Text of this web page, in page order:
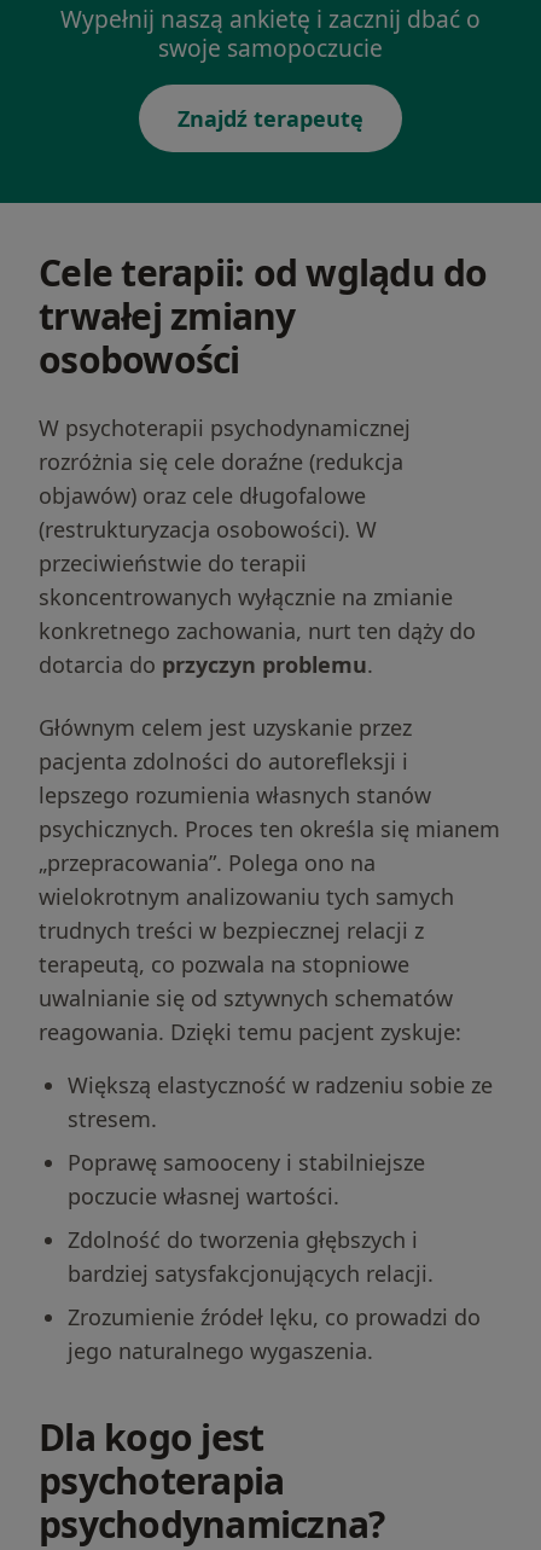
Wypełnij naszą ankietę i zacznij dbać o
swoje samopoczucie
Znajdź terapeutę
Cele terapii: od wglądu do
trwałej zmiany
osobowości
W psychoterapii psychodynamicznej
rozróżnia się cele doraźne (redukcja
objawów) oraz cele długofalowe
(restrukturyzacja osobowości). W
przeciwieństwie do terapii
skoncentrowanych wyłącznie na zmianie
konkretnego zachowania, nurt ten dąży do
dotarcia do przyczyn problemu.
Głównym celem jest uzyskanie przez
pacjenta zdolności do autorefleksji i
lepszego rozumienia własnych stanów
psychicznych. Proces ten określa się mianem
„przepracowania”. Polega ono na
wielokrotnym analizowaniu tych samych
trudnych treści w bezpiecznej relacji z
terapeutą, co pozwala na stopniowe
uwalnianie się od sztywnych schematów
reagowania. Dzięki temu pacjent zyskuje:
Większą elastyczność w radzeniu sobie ze
stresem.
Poprawę samooceny i stabilniejsze
poczucie własnej wartości.
Zdolność do tworzenia głębszych i
bardziej satysfakcjonujących relacji.
Zrozumienie źródeł lęku, co prowadzi do
jego naturalnego wygaszenia.
Dla kogo jest
psychoterapia
psychodynamiczna?